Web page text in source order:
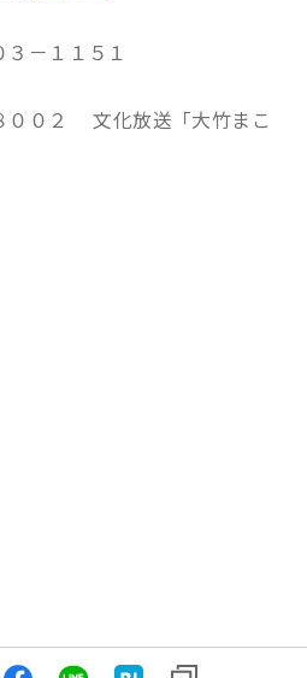
－１１５１
０２ 文化放送「大竹まこ